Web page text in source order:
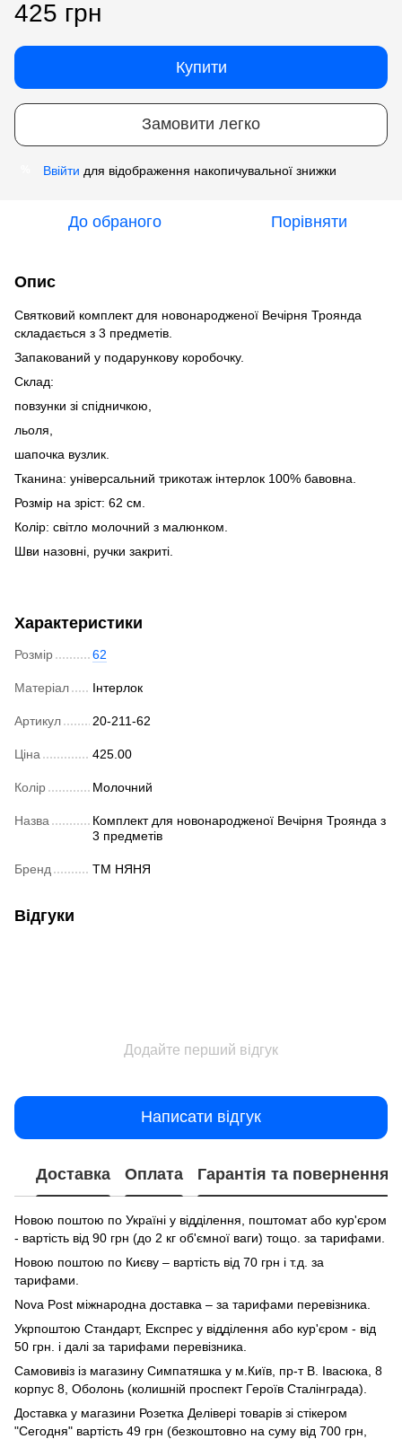
425 грн
Купити
Замовити легко
Ввійти для відображення накопичувальної знижки
До обраного Порівняти
Опис
Святковий комплект для новонародженої Вечірня Троянда
складається з 3 предметів.
Запакований у подарункову коробочку.
Склад:
повзунки зі спідничкою,
льоля,
шапочка вузлик.
Тканина: універсальний трикотаж інтерлок 100% бавовна.
Розмір на зріст: 62 см.
Колір: світло молочний з малюнком.
Шви назовні, ручки закриті.
Характеристики
Розмір 62
Матеріал Інтерлок
Артикул 20-211-62
Ціна 425.00
Колір Молочний
Назва
Комплект для новонародженої Вечірня Троянда з
3 предметів
Бренд ТМ НЯНЯ
Відгуки
Додайте перший відгук
Написати відгук
Доставка Оплата Гарантія та повернення
Новою поштою по Україні у відділення, поштомат або кур'єром
- вартість від 90 грн (до 2 кг об'ємної ваги) тощо. за тарифами.
Новою поштою по Києву – вартість від 70 грн і т.д. за
тарифами.
Nova Post міжнародна доставка – за тарифами перевізника.
Укрпоштою Стандарт, Експрес у відділення або кур'єром - від
50 грн. і далі за тарифами перевізника.
Самовивіз із магазину Симпатяшка у м.Київ, пр-т В. Івасюка, 8
корпус 8, Оболонь (колишній проспект Героїв Сталінграда).
Доставка у магазини Розетка Делівері товарів зі стікером
"Сегодня" вартість 49 грн (безкоштовно на суму від 700 грн,